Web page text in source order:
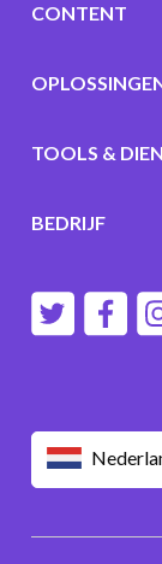
CONTENT
TOOLS &
BEDRIJF